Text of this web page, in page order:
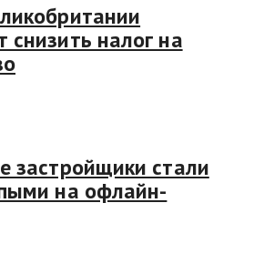
снизить налог на
застройщики стали
на офлайн-